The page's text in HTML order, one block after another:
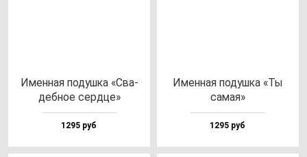
Имен­ная по­душ­ка «Сва­
деб­ное сер­дце»
1295 руб
Имен­ная по­душ­ка «Ты
са­мая»
1295 руб